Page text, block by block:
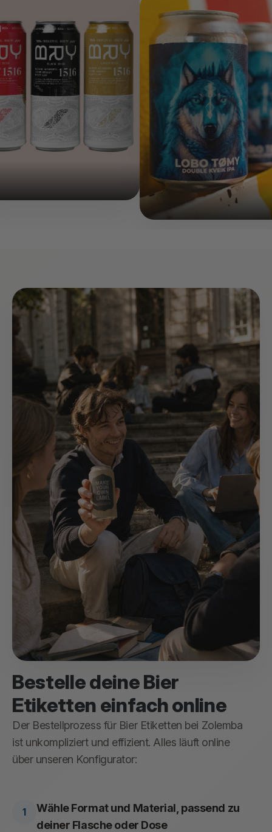
Bestelle deine Bier
Etiketten einfach online
Der Bestellprozess für Bier Etiketten bei Zolemba
ist unkompliziert und effizient. Alles läuft online
über unseren Konfigurator:
Wähle Format und Material, passend zu
deiner Flasche oder Dose